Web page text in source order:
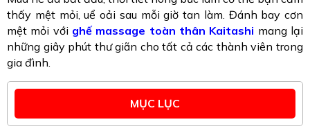
thấy mệt mỏi, uể oải sau mỗi giờ tan làm. Đánh bay cơn
mệt mỏi với ghế massage toàn thân Kaitashi mang lại
những giây phút thư giãn cho tất cả các thành viên trong
gia đình.
MỤC LỤC